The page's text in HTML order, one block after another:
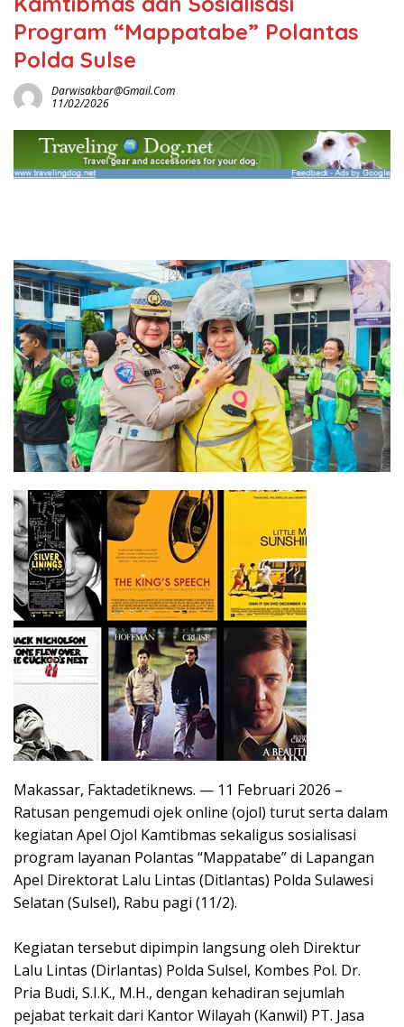
Program “Mappatabe” Polantas
Polda Sulse
Darwisakbar@gmail.com
11/02/2026
Makassar, Faktadetiknews. — 11 Februari 2026 –
Ratusan pengemudi ojek online (ojol) turut serta dalam
kegiatan Apel Ojol Kamtibmas sekaligus sosialisasi
program layanan Polantas “Mappatabe” di Lapangan
Apel Direktorat Lalu Lintas (Ditlantas) Polda Sulawesi
Selatan (Sulsel), Rabu pagi (11/2).
‎Kegiatan tersebut dipimpin langsung oleh Direktur
Lalu Lintas (Dirlantas) Polda Sulsel, Kombes Pol. Dr.
Pria Budi, S.I.K., M.H., dengan kehadiran sejumlah
pejabat terkait dari Kantor Wilayah (Kanwil) PT. Jasa